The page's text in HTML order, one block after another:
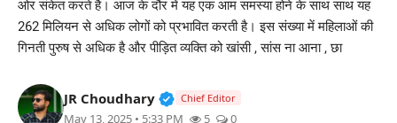
जालोर
खेल
शिक्षा
ओर संकेत करते है। आज के दौर में यह एक आम समस्या होने के साथ साथ यह
262 मिलियन से अधिक लोगों को प्रभावित करती है। इस संख्या में महिलाओं की
गिनती पुरुष से अधिक है और पीड़ित व्यक्ति को खांसी , सांस ना आना , छा
JR Choudhary Verified Public Figure • 30 Mar,
Chief Editor
May 13, 2025 • 5:33 PM 5 0